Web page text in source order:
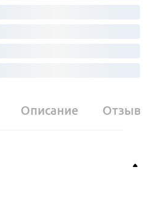
Описание Отзывы